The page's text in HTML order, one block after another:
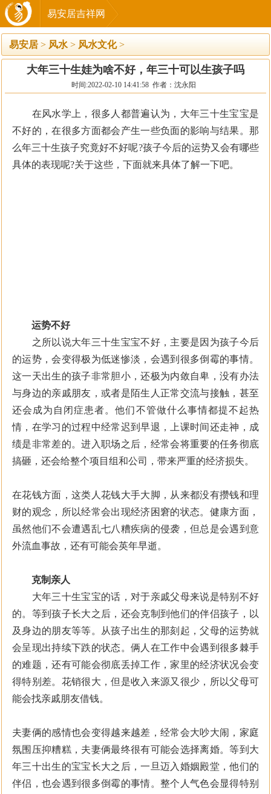
易安居吉祥网
易安居 > 风水 > 风水文化>
大年三十生娃为啥不好，年三十可以生孩子吗
时间:2022-02-10 14:41:58 作者：沈永阳
在风水学上，很多人都普遍认为，大年三十生宝宝是
不好的，在很多方面都会产生一些负面的影响与结果。那
么年三十生孩子究竟好不好呢?孩子今后的运势又会有哪些
具体的表现呢?关于这些，下面就来具体了解一下吧。
运势不好
之所以说大年三十生宝宝不好，主要是因为孩子今后
的运势，会变得极为低迷惨淡，会遇到很多倒霉的事情。
这一天出生的孩子非常胆小，还极为内敛自卑，没有办法
与身边的亲戚朋友，或者是陌生人正常交流与接触，甚至
还会成为自闭症患者。他们不管做什么事情都提不起热
情，在学习的过程中经常迟到早退，上课时间还走神，成
绩是非常差的。进入职场之后，经常会将重要的任务彻底
搞砸，还会给整个项目组和公司，带来严重的经济损失。
在花钱方面，这类人花钱大手大脚，从来都没有攒钱和理
财的观念，所以经常会出现经济困窘的状态。健康方面，
虽然他们不会遭遇乱七八糟疾病的侵袭，但总是会遇到意
外流血事故，还有可能会英年早逝。
克制亲人
大年三十生宝宝的话，对于亲戚父母来说是特别不好
的。等到孩子长大之后，还会克制到他们的伴侣孩子，以
及身边的朋友等等。从孩子出生的那刻起，父母的运势就
会呈现出持续下跌的状态。俩人在工作中会遇到很多棘手
的难题，还有可能会彻底丢掉工作，家里的经济状况会变
得特别差。花销很大，但是收入来源又很少，所以父母可
能会找亲戚朋友借钱。
夫妻俩的感情也会变得越来越差，经常会大吵大闹，家庭
氛围压抑糟糕，夫妻俩最终很有可能会选择离婚。等到大
年三十出生的宝宝长大之后，一旦迈入婚姻殿堂，他们的
伴侣，也会遇到很多倒霉的事情。整个人气色会显得特别